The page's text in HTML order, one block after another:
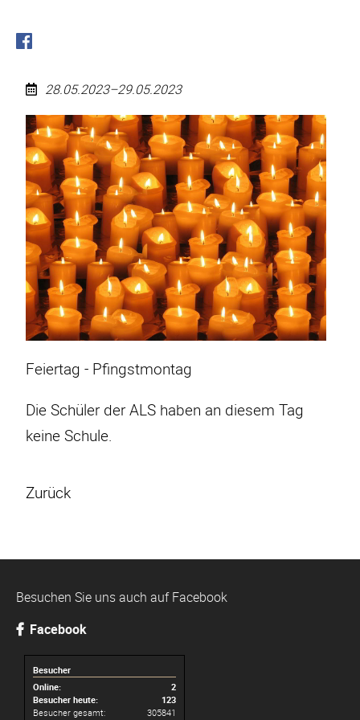
28.05.2023–29.05.2023
Pfingstmontag
(Feiertag)
2023
Feiertag - Pfingstmontag
Die Schüler der ALS haben an diesem Tag
keine Schule.
Zurück
Besuchen Sie uns auch auf Facebook
Facebook
Besucher
Online:
2
Besucher heute:
123
Besucher gesamt:
305841